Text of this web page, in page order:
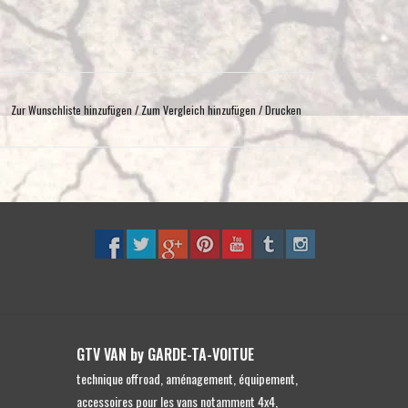
Zur Wunschliste hinzufügen/ Zum Vergleich hinzufügen /Drucken
GTV VAN by GARDE-TA-VOITUE
technique offroad, aménagement, équipement,
accessoires pour les vans notamment 4x4,